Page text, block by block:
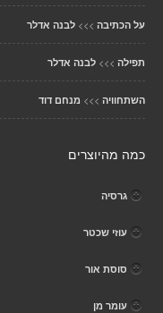
על הכתיבה >>> לבנה אדלר
תפילה >>> לבנה אדלר
השתחוויה >>> מנחם דוד
כמה מהיוצרים
גרסיה
עוזי שכטר
סוסת אור
עומר מן